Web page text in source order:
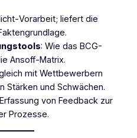
liefert die
: Wie das BCG-
Ansoff-Matrix.
mit Wettbewerbern
Stärken und Schwächen.
von Feedback zur
Prozesse.